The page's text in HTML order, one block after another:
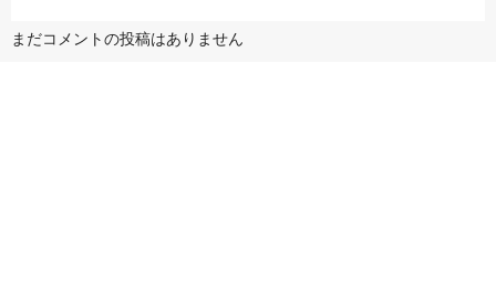
まだコメントの投稿はありません